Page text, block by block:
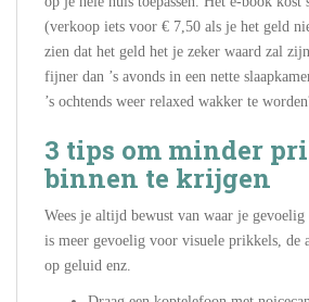
(verkoop iets voor € 7,50 als je het geld
zien dat het geld het je zeker waard zal
fijner dan ’s avonds in een nette
’s ochtends weer relaxed wakker te
3 tips om minder
binnen te krijgen
Wees je altijd bewust van waar je gevoelig
is meer gevoelig voor visuele prikkels, de
op geluid enz.